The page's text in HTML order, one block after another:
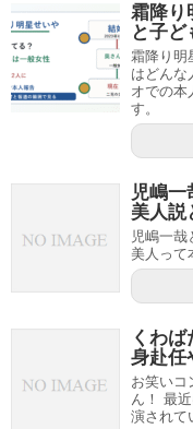
霜降り
と子ど
霜降り明
はどんな
オでの本
す。
児嶋
美人説
児嶋一哉
美人って
くわ
身赴任
お笑いコ
ん！ 最
演されて